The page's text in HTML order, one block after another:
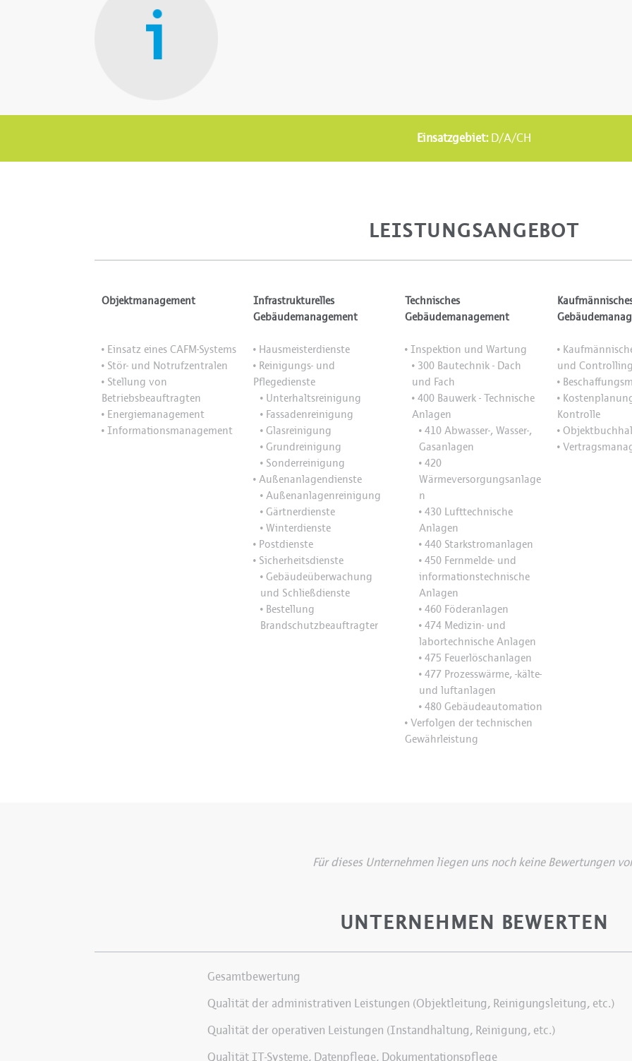
Einsatzgebiet:D/A/CH
LEISTUNGSANGEBOT
Objektmanagement
• Einsatz eines CAFM-Systems
• Stör- und Notrufzentralen
• Stellung von
Betriebsbeauftragten
• Energiemanagement
• Informationsmanagement
Infrastrukturelles
Gebäudemanagement
• Hausmeisterdienste
• Reinigungs- und
Pflegedienste
• Unterhaltsreinigung
• Fassadenreinigung
• Glasreinigung
• Grundreinigung
• Sonderreinigung
• Außenanlagendienste
• Außenanlagenreinigung
• Gärtnerdienste
• Winterdienste
• Postdienste
• Sicherheitsdienste
• Gebäudeüberwachung
und Schließdienste
• Bestellung
Brandschutzbeauftragter
Technisches
Gebäudemanagement
• Inspektion und Wartung
• 300 Bautechnik - Dach
und Fach
• 400 Bauwerk - Technische
Anlagen
• 410 Abwasser-, Wasser-,
Gasanlagen
• 420
Wärmeversorgungsanlage
n
• 430 Lufttechnische
Anlagen
• 440 Starkstromanlagen
• 450 Fernmelde- und
informationstechnische
Anlagen
• 460 Föderanlagen
• 474 Medizin- und
labortechnische Anlagen
• 475 Feuerlöschanlagen
• 477 Prozesswärme, -kälte-
und luftanlagen
• 480 Gebäudeautomation
• Verfolgen der technischen
Gewährleistung
•
und
•
•
Kontrolle
•
•
Für dieses Unternehmen liegen uns noch keine Bewertungen
UNTERNEHMEN BEWERTEN
Gesamtbewertung
Qualität der administrativen Leistungen (Objektleitung, Reinigungsleitung, etc.)
Qualität der operativen Leistungen (Instandhaltung, Reinigung, etc.)
Qualität IT-Systeme, Datenpflege, Dokumentationspflege